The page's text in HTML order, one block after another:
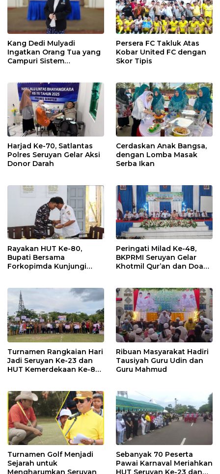
Kang Dedi Mulyadi
Ingatkan Orang Tua yang
Campuri Sistem
Etika Hukum Pendidikan
Persera FC Takluk Atas
Kobar United FC dengan
Skor Tipis
Harjad Ke-70, Satlantas
Polres Seruyan Gelar Aksi
Donor Darah
Cerdaskan Anak Bangsa,
dengan Lomba Masak
Serba Ikan
Rayakan HUT Ke-80,
Bupati Bersama
Forkopimda Kunjungi
Peringati Milad Ke-48,
BKPRMI Seruyan Gelar
Khotmil Qur’an dan Doa
Turnamen Rangkaian Hari
Jadi Seruyan Ke-23 dan
HUT Kemerdekaan Ke-80
Ribuan Masyarakat Hadiri
Tausiyah Guru Udin dan
Guru Mahmud
Turnamen Golf Menjadi
Sejarah untuk
Mengharumkan Seruyan
Sebanyak 70 Peserta
Pawai Karnaval Meriahkan
HUT Seruyan Ke-23 dan